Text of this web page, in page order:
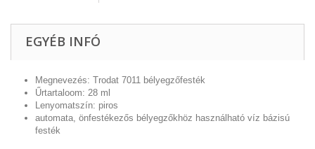
EGYÉB INFÓ
Megnevezés: Trodat 7011 bélyegzőfesték
Űrtartaloom: 28 ml
Lenyomatszín: piros
automata, önfestékezős bélyegzőkhöz használható víz bázisú
festék